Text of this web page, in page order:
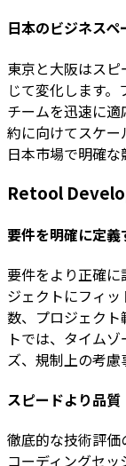
日本のビジネス
東京と大阪はス
じて変化します
チームを迅速に
約に向けてスケ
日本市場で明確な
Retool
要件を明確に定義
要件をより正確
ジェクトにフィ
数、プロジェク
トでは、タイム
ズ、規制上の考慮
スピードより品質
徹底的な技術評
コーディングセ